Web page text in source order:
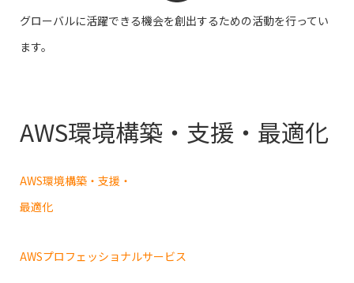
グローバルに活躍できる機会を創出するための活動を行ってい
ます。
AWS環境構築・支援・最適化
AWS環境構築・支援・
最適化
AWSプロフェッショナルサービス